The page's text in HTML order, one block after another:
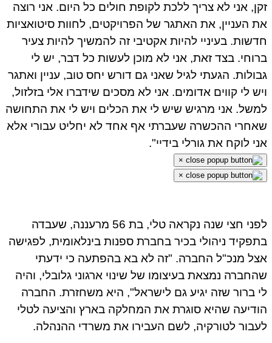
אני לא צריך ללכת לקופת חולים כל היום. אני רוצה
העניין, את האתגר של הפרויקטים, לחוות סיטואציות
בעיניי להיות אקטיבי זה להמשיך להיות צעיר
בצד זאת, אני לא מוכן לעשות כל דבר, יש לי
הגעתי לגיל שאני גם דורש יחס טוב, עניין ואתגר
לי קווים אדומים. אני לא מסכים שידברו אלי בזלזול,
אני מרגיש שיש לי את הכלים ויש לי את התחושה
ההכשרה שעברתי אף אחד לא יחליט עבורי אלא
לוקח את גורלי בידיי".
×
×
לפני חצי שנה נקראה טלי, בת 56 מרעננה, שעבדה
ניהולי בכיר בחברת ספנות בינלאומית, לפגישה
מנכ"ל החברה. "זה לא בא בהפתעה כי ידעתי
נמצאת בעיצומו של שינוי ארגוני גלובלי, והיה
ברור שזה יגיע גם לישראל", היא משחזרת. החברה
שהיא סוגרת את המחלקה בארץ והציעה לטלי
לטורקיה, לשם העבירו את משרדי ההנהלה.